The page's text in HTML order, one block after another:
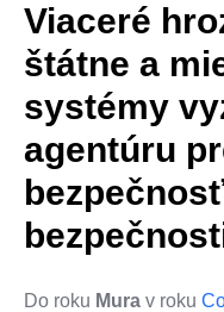
Viaceré
štátne a
systémy
agentúru
Do roku Mura v roku